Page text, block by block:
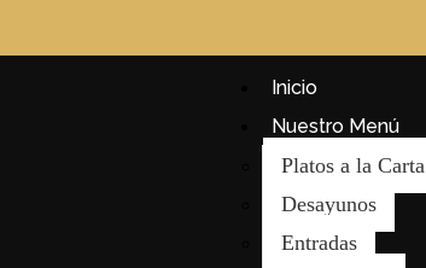
Inicio
Nuestro Menú
Platos a la Carta
Desayunos
Entradas